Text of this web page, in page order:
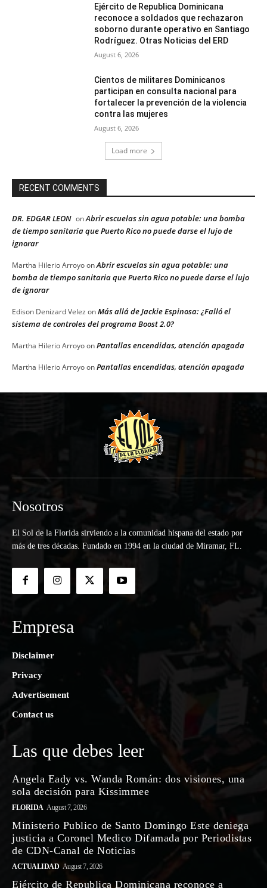
Ejército de Republica Dominicana
reconoce a soldados que rechazaron
soborno durante operativo en Santiago
Rodríguez. Otras Noticias del ERD
August 6, 2026
Cientos de militares Dominicanos
participan en consulta nacional para
fortalecer la prevención de la violencia
contra las mujeres
August 6, 2026
Load more
RECENT COMMENTS
DR. EDGAR LEON onAbrir escuelas sin agua potable: una bomba
de tiempo sanitaria que Puerto Rico no puede darse el lujo de
ignorar
Martha Hilerio ArroyoonAbrir escuelas sin agua potable: una
bomba de tiempo sanitaria que Puerto Rico no puede darse el lujo
de ignorar
Edison Denizard Velez onMás allá de Jackie Espinosa: ¿Falló el
sistema de controles del programa Boost 2.0?
Martha Hilerio ArroyoonPantallas encendidas, atención apagada
Martha Hilerio ArroyoonPantallas encendidas, atención apagada
Nosotros
El Sol de la Florida sirviendo a la comunidad hispana del estado por
más de tres décadas. Fundado en 1994 en la ciudad de Miramar, FL.
Empresa
Disclaimer
Privacy
Advertisement
Contact us
Las que debes leer
Angela Eady vs. Wanda Román: dos visiones, una
sola decisión para Kissimmee
FLORIDA August 7, 2026
Ministerio Publico de Santo Domingo Este deniega
justicia a Coronel Medico Difamada por Periodistas
de CDN-Canal de Noticias
ACTUALIDAD August 7, 2026
Ejército de Republica Dominicana reconoce a